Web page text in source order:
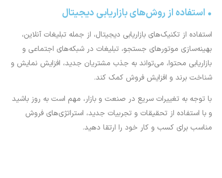
• استفاده از روش‌های بازاریابی دیجیتال
استفاده از تکنیک‌های بازاریابی دیجیتال، از جمله تبلیغات آنلاین،
بهینه‌سازی موتورهای جستجو، تبلیغات در شبکه‌های اجتماعی و
بازاریابی محتوا، می‌تواند به جذب مشتریان جدید، افزایش نمایش و
شناخت برند و افزایش فروش کمک کند.
با توجه به تغییرات سریع در صنعت و بازار، مهم است به روز باشید
و با استفاده از تحقیقات و تجربیات جدید، استراتژی‌های فروش
مناسب برای کسب و کار خود را ارتقا دهید.